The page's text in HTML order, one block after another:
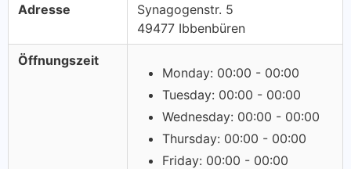
Adresse
Synagogenstr. 5
49477 Ibbenbüren
Öffnungszeit
Monday: 00:00 - 00:00
Tuesday: 00:00 - 00:00
Wednesday: 00:00 - 00:00
Thursday: 00:00 - 00:00
Friday: 00:00 - 00:00